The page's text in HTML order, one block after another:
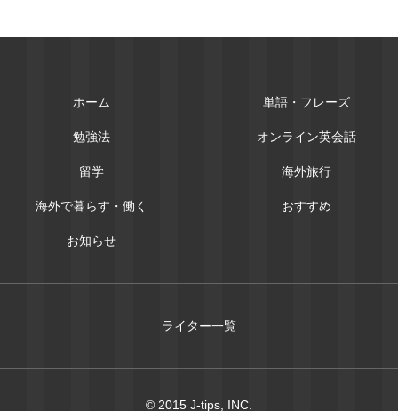
ホーム 単語・フレーズ
勉強法 オンライン英会話
留学 海外旅行
海外で暮らす・働く おすすめ
お知らせ
ライター一覧
© 2015 J-tips, INC.